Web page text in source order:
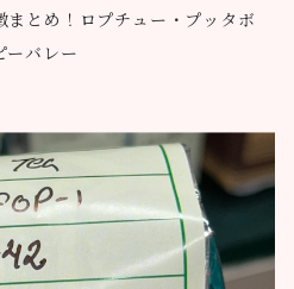
とめ！ロプチュー・プッタボ
ーバレー